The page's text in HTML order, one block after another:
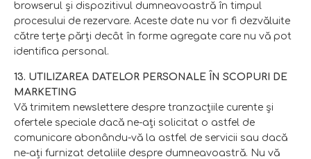
browserul și dispozitivul dumneavoastră în timpul
procesului de rezervare. Aceste date nu vor fi dezvăluite
către terțe părţi decât în forme agregate care nu vă pot
identifica personal.
13. UTILIZAREA DATELOR PERSONALE ÎN SCOPURI DE
MARKETING
Vă trimitem newslettere despre tranzacţiile curente şi
ofertele speciale dacă ne-aţi solicitat o astfel de
comunicare abonându-vă la astfel de servicii sau dacă
ne-aţi furnizat detaliile despre dumneavoastră. Nu vă